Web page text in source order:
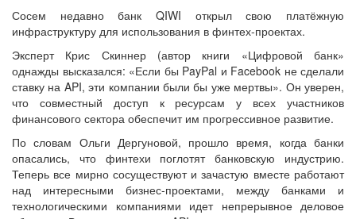
Сосем недавно банк QIWI открыл свою платёжную
инфраструктуру для использования в финтех-проектах.
Эксперт Крис Скиннер (автор книги «Цифровой банк»
однажды высказался: «Если бы PayPal и Facebook не сделали
ставку на API, эти компании были бы уже мертвы». Он уверен,
что совместный доступ к ресурсам у всех участников
финансового сектора обеспечит им прогрессивное развитие.
По словам Ольги Дергуновой, прошло время, когда банки
опасались, что финтехи поглотят банковскую индустрию.
Теперь все мирно сосуществуют и зачастую вместе работают
над интересными бизнес-проектами, между банками и
технологическими компаниями идет непрерывное деловое